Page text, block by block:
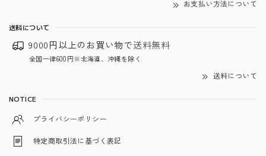
お支払い方法について
送料について
9000円以上のお買い物で送料無料
全国一律600円※北海道、沖縄を除く
送料について
NOTICE
プライバシーポリシー
特定商取引法に基づく表記